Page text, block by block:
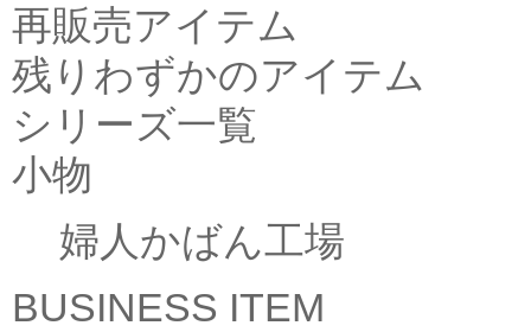
再販売アイテム
残りわずかのアイテム
シリーズ一覧
小物
婦人かばん工場
BUSINESS ITEM